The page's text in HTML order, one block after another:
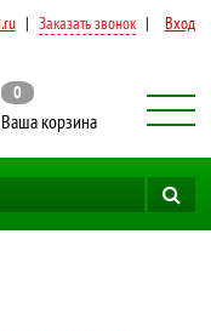
| Заказать звонок | Вход
0
Ваша корзина